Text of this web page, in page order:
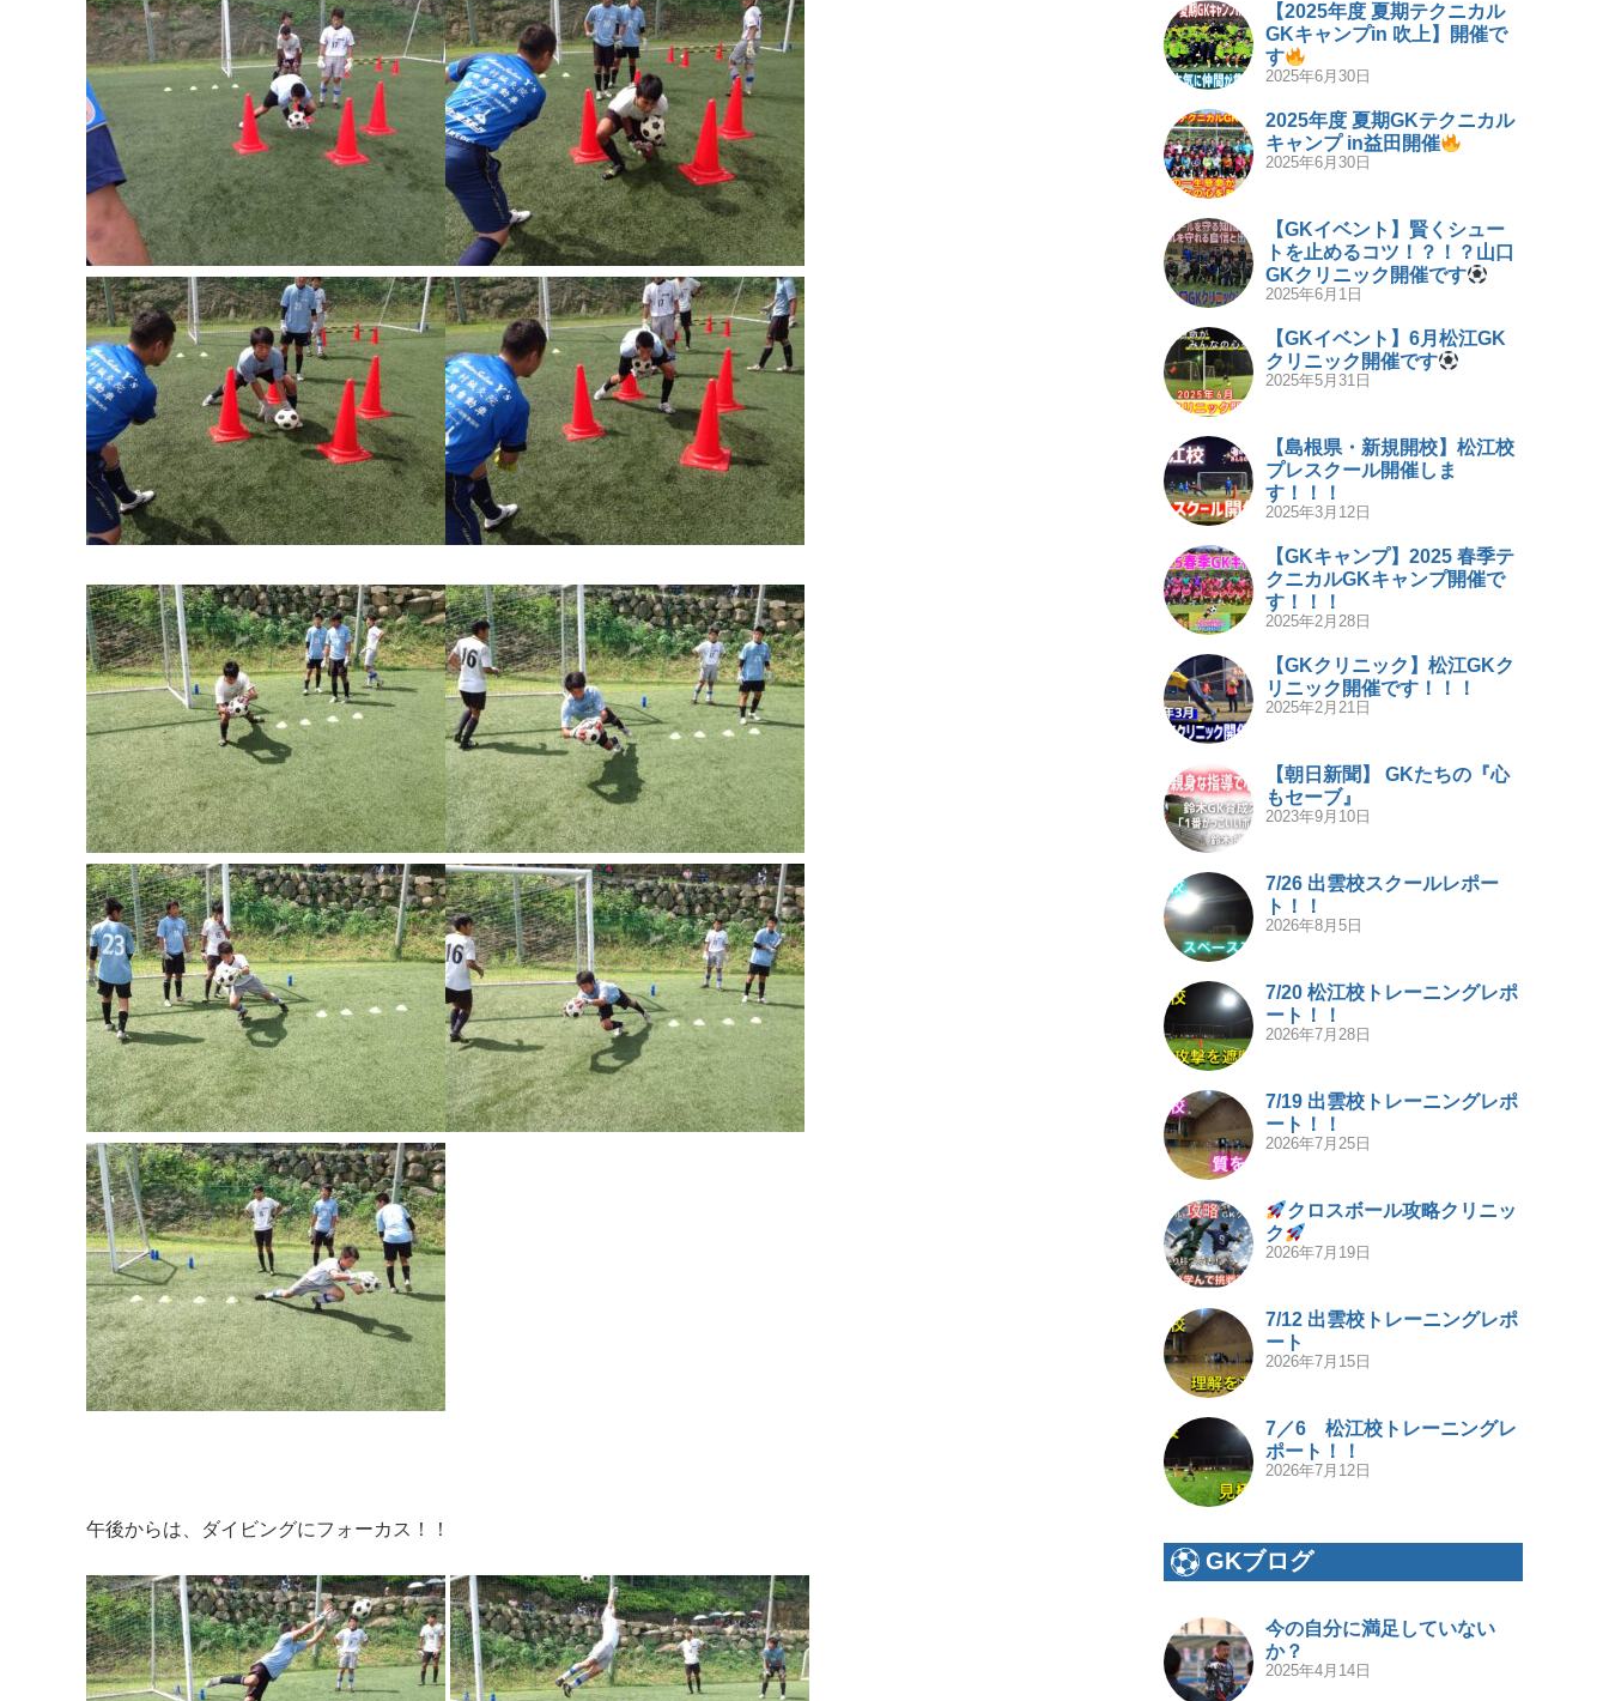
午後からは、ダイビングにフォーカス！！
【2025年度 夏期テクニカル
GKキャンプin 吹上】開催で
す
2025年6月30日
2025年度 夏期GKテクニカル
キャンプ in益田開催
2025年6月30日
【GKイベント】賢くシュー
トを止めるコツ！？！？山口
GKクリニック開催です
2025年6月1日
【GKイベント】6月松江GK
クリニック開催です
2025年5月31日
【島根県・新規開校】松江校
プレスクール開催しま
す！！！
2025年3月12日
【GKキャンプ】2025 春季テ
クニカルGKキャンプ開催で
す！！！
2025年2月28日
【GKクリニック】松江GKク
リニック開催です！！！
2025年2月21日
【朝日新聞】 GKたちの『心
もセーブ』
2023年9月10日
7/26 出雲校スクールレポー
ト！！
2026年8月5日
7/20 松江校トレーニングレポ
ート！！
2026年7月28日
7/19 出雲校トレーニングレポ
ート！！
2026年7月25日
クロスボール攻略クリニッ
ク
2026年7月19日
7/12 出雲校トレーニングレポ
ート
2026年7月15日
7／6 松江校トレーニングレ
ポート！！
2026年7月12日
GKブログ
今の自分に満足していない
か？
2025年4月14日